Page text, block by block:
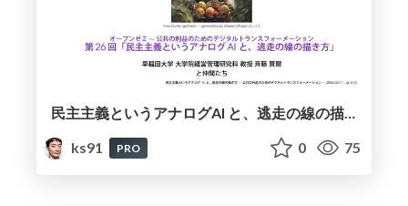
ks91
PRO 0 75